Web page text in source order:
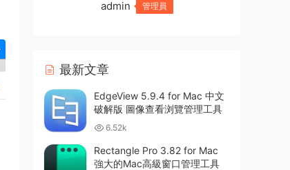
admin 管理員
最新文章
EdgeView 5.9.4 for Mac 中文
破解版 圖像查看浏覽管理工具
6.52k
Rectangle Pro 3.82 for Mac
強大的Mac高級窗口管理工具